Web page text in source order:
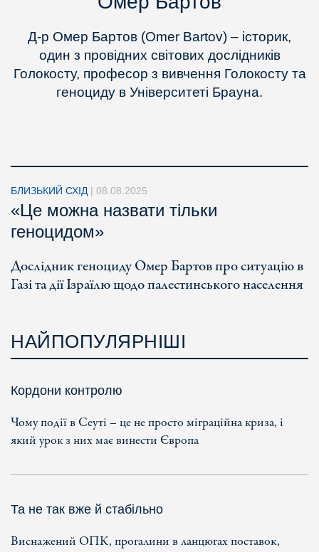
Д-р Омер Бартов (Omer Bartov) – історик,
один з провідних світових дослідників
Голокосту, професор з вивчення Голокосту та
геноциду в Університеті Брауна.
БЛИЗЬКИЙ СХІД | 08.08.2025
«Це можна назвати тільки
геноцидом»
Дослідник геноциду Омер Бартов про ситуацію в
Газі та дії Ізраїлю щодо палестинського населення
НАЙПОПУЛЯРНІШІ
Кордони контролю
Чому події в Сеуті – це не просто міграційна криза, і
який урок з них має винести Європа
Та не так вже й стабільно
Виснажений ОПК, прогалини в ланцюгах поставок,